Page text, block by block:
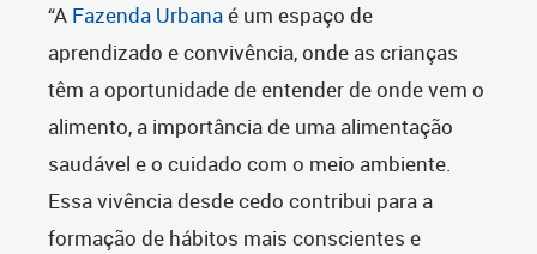
“A Fazenda Urbanaé um espaço de
aprendizado e convivência, onde as crianças
têm a oportunidade de entender de onde vem o
alimento, a importância de uma alimentação
saudável e o cuidado com o meio ambiente.
Essa vivência desde cedo contribui para a
formação de hábitos mais conscientes e